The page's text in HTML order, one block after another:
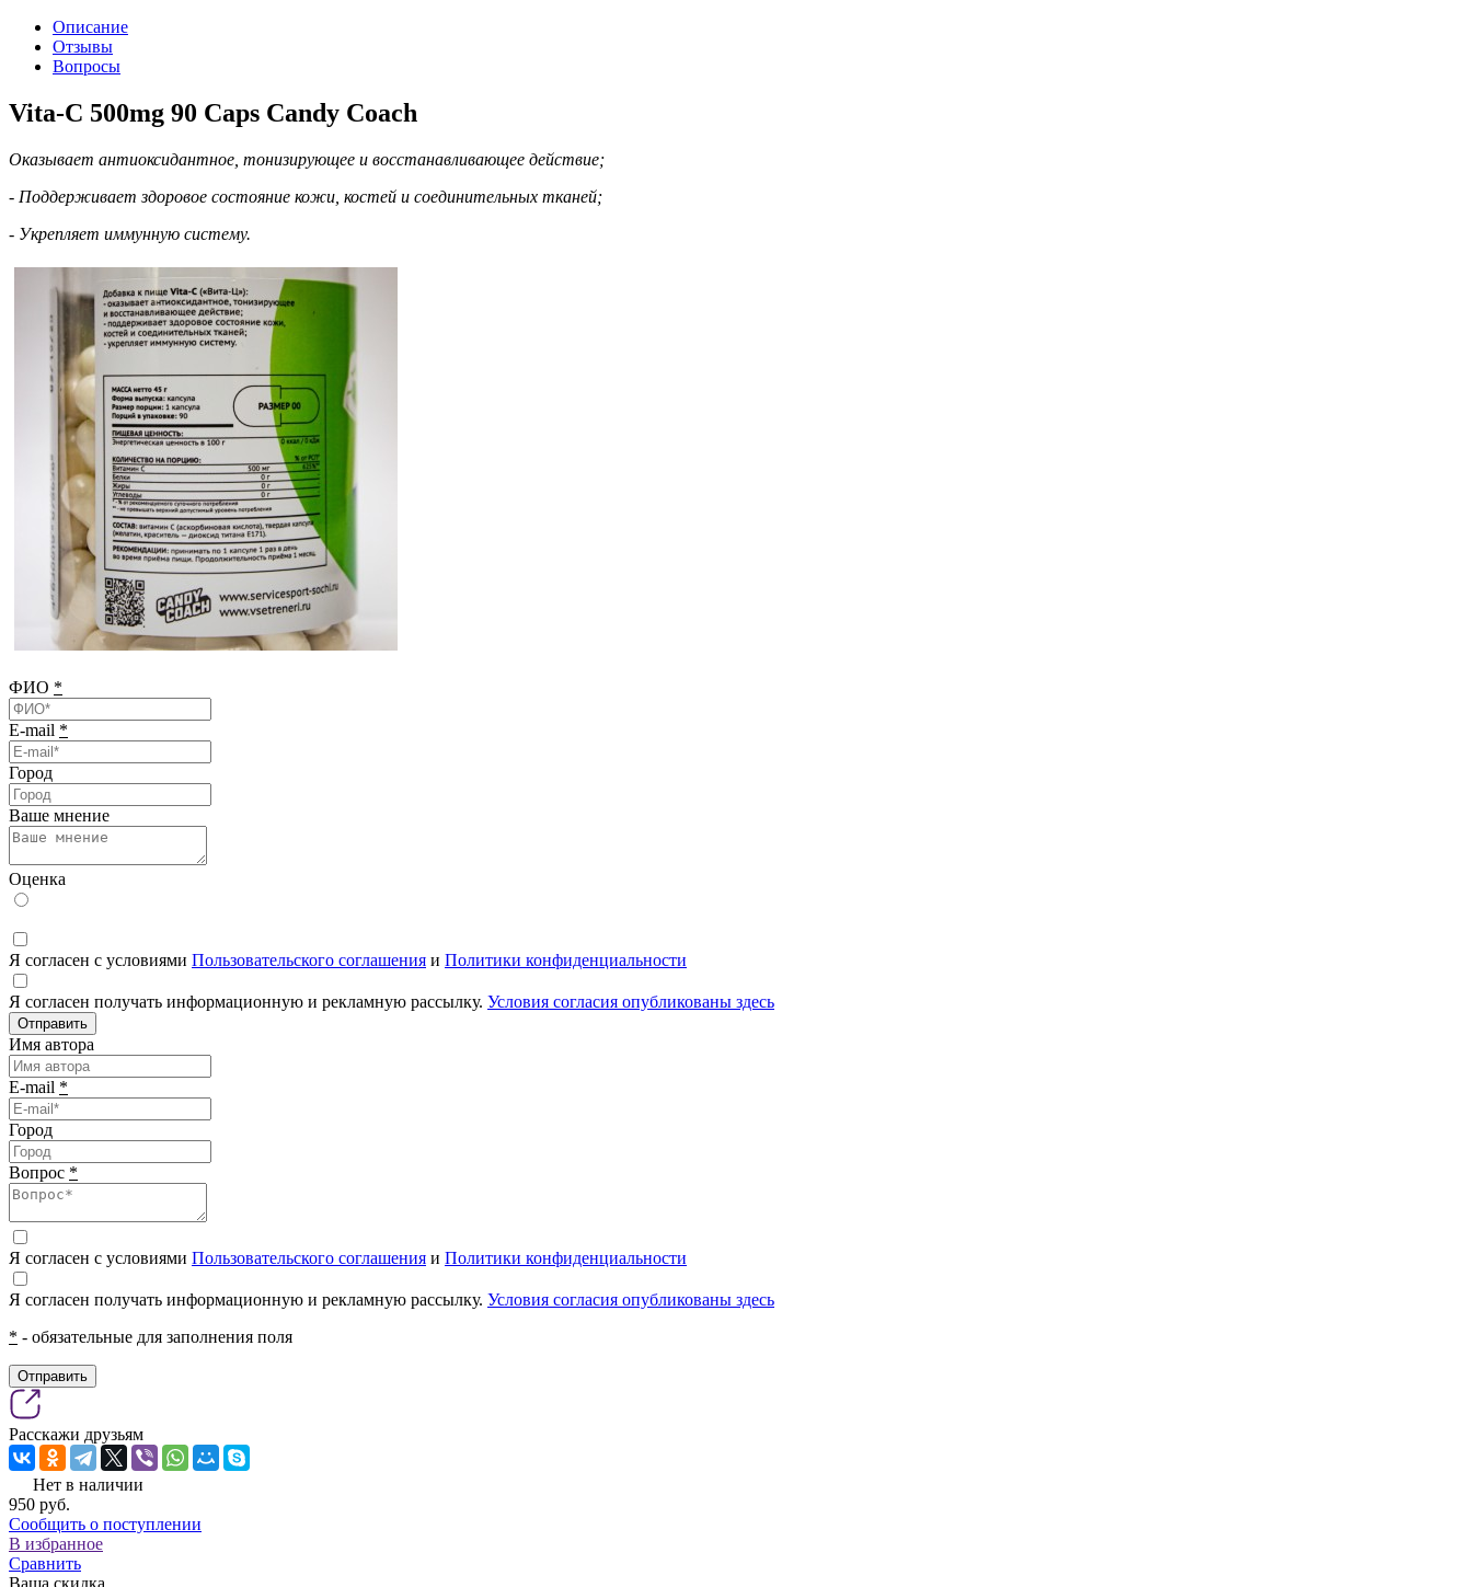
Описание
Отзывы
Вопросы
Vita-C 500mg 90 Caps Candy Coach
Оказывает антиоксидантное, тонизирующее и восстанавливающее действие;
- Поддерживает здоровое состояние кожи, костей и соединительных тканей;
- Укрепляет иммунную систему.
ФИО *
E-mail *
Город
Ваше мнение
Оценка
Я согласен с условиями Пользовательского соглашения и Политики конфиденциальности
Я согласен получать информационную и рекламную рассылку. Условия согласия опубликованы здесь
Отправить
Имя автора
E-mail *
Город
Вопрос *
Я согласен с условиями Пользовательского соглашения и Политики конфиденциальности
Я согласен получать информационную и рекламную рассылку. Условия согласия опубликованы здесь
* - обязательные для заполнения поля
Отправить
Расскажи друзьям
Нет в наличии
950 pуб.
Сообщить о поступлении
В избранное
Сравнить
Ваша скидка